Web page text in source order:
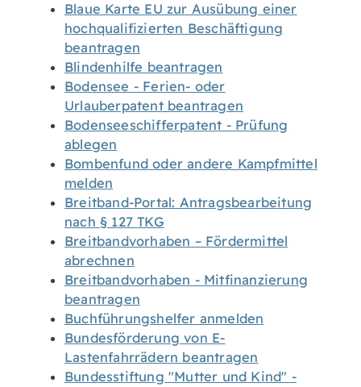
Blaue Karte EU zur Ausübung einer
hochqualifizierten Beschäftigung
beantragen
Blindenhilfe beantragen
Bodensee - Ferien- oder
Urlauberpatent beantragen
Bodenseeschifferpatent - Prüfung
ablegen
Bombenfund oder andere Kampfmittel
melden
Breitband-Portal: Antragsbearbeitung
nach § 127 TKG
Breitbandvorhaben – Fördermittel
abrechnen
Breitbandvorhaben - Mitfinanzierung
beantragen
Buchführungshelfer anmelden
Bundesförderung von E-
Lastenfahrrädern beantragen
Bundesstiftung "Mutter und Kind" -